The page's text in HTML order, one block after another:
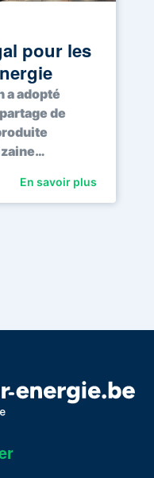
pour les
a adopté
de
En savoir plus